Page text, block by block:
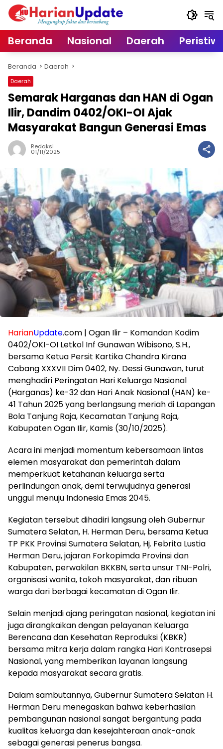
Langsung
Beranda Nasional Daerah
Beranda Daerah
Daerah
Semarak Harganas dan HAN di Ogan
Ilir, Dandim 0402/OKI-OI Ajak
Masyarakat Bangun Generasi Emas
Redaksi
01/11/2025
HarianUpdate.com | Ogan Ilir – Komandan Kodim
0402/OKI-OI Letkol Inf Gunawan Wibisono, S.H.,
bersama Ketua Persit Kartika Chandra Kirana
Cabang XXXVII Dim 0402, Ny. Dessi Gunawan, turut
menghadiri Peringatan Hari Keluarga Nasional
(Harganas) ke-32 dan Hari Anak Nasional (HAN) ke-
41 Tahun 2025 yang berlangsung meriah di Lapangan
Bola Tanjung Raja, Kecamatan Tanjung Raja,
Kabupaten Ogan Ilir, Kamis (30/10/2025).
Acara ini menjadi momentum kebersamaan lintas
elemen masyarakat dan pemerintah dalam
memperkuat ketahanan keluarga serta
perlindungan anak, demi terwujudnya generasi
unggul menuju Indonesia Emas 2045.
Kegiatan tersebut dihadiri langsung oleh Gubernur
Sumatera Selatan, H. Herman Deru, bersama Ketua
TP PKK Provinsi Sumatera Selatan, Hj. Febrita Lustia
Herman Deru, jajaran Forkopimda Provinsi dan
Kabupaten, perwakilan BKKBN, serta unsur TNI-Polri,
organisasi wanita, tokoh masyarakat, dan ribuan
warga dari berbagai kecamatan di Ogan Ilir.
Selain menjadi ajang peringatan nasional, kegiatan ini
juga dirangkaikan dengan pelayanan Keluarga
Berencana dan Kesehatan Reproduksi (KBKR)
bersama mitra kerja dalam rangka Hari Kontrasepsi
Nasional, yang memberikan layanan langsung
kepada masyarakat secara gratis.
Dalam sambutannya, Gubernur Sumatera Selatan H.
Herman Deru menegaskan bahwa keberhasilan
pembangunan nasional sangat bergantung pada
kualitas keluarga dan kesejahteraan anak-anak
sebagai generasi penerus bangsa.